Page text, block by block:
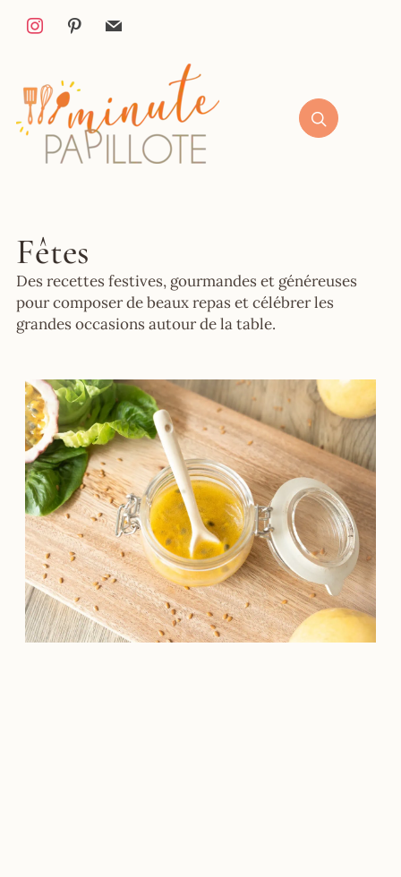
Fêtes
Des recettes festives, gourmandes et généreuses
pour composer de beaux repas et célébrer les
grandes occasions autour de la table.